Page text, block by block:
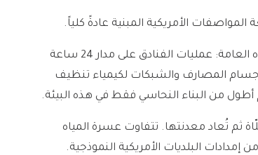
الأمريكية المبنية عادةً كلياً.
تردد التنظيف العالي في الأطعمة والمشروبات ودورات المياه العامة: عمليات الفنادق على مدار 24 ساعة
المصارف والشبكات لكيمياء تنظيف
أطول من البناء النحاسي فقط في هذه البيئة.
ثم تُعاد معدنتها. تتفاوت عسرة المياه
البلديات الأمريكية النموذجية.